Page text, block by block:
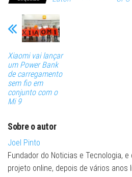
Xiaomi vai lançar
um Power Bank
de carregamento
sem fio em
conjunto com o
Mi 9
Sobre o autor
Joel Pinto
Fundador do Noticias e Tecnologia,
projeto online, depois de vários anos